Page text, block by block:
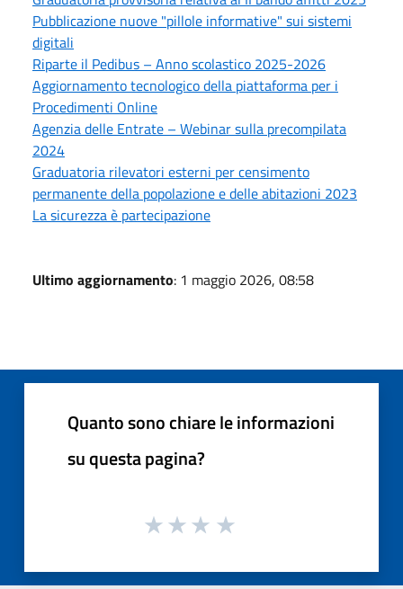
Pubblicazione nuove "pillole informative" sui sistemi
digitali
Riparte il Pedibus – Anno scolastico 2025-2026
Aggiornamento tecnologico della piattaforma per i
Procedimenti Online
Agenzia delle Entrate – Webinar sulla precompilata
2024
Graduatoria rilevatori esterni per censimento
permanente della popolazione e delle abitazioni 2023
La sicurezza è partecipazione
Ultimo aggiornamento: 1 maggio 2026, 08:58
Quanto sono chiare le informazioni
su questa pagina?